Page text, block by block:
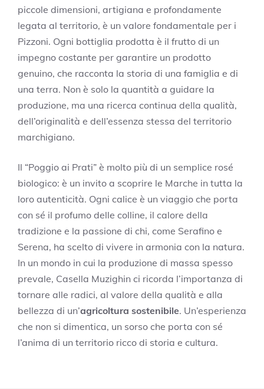
piccole dimensioni, artigiana e profondamente
legata al territorio, è un valore fondamentale per i
Pizzoni. Ogni bottiglia prodotta è il frutto di un
impegno costante per garantire un prodotto
genuino, che racconta la storia di una famiglia e di
una terra. Non è solo la quantità a guidare la
produzione, ma una ricerca continua della qualità,
dell’originalità e dell’essenza stessa del territorio
marchigiano.
Il “Poggio ai Prati” è molto più di un semplice rosé
biologico: è un invito a scoprire le Marche in tutta la
loro autenticità. Ogni calice è un viaggio che porta
con sé il profumo delle colline, il calore della
tradizione e la passione di chi, come Serafino e
Serena, ha scelto di vivere in armonia con la natura.
In un mondo in cui la produzione di massa spesso
prevale, Casella Muzighin ci ricorda l’importanza di
tornare alle radici, al valore della qualità e alla
bellezza di un’agricoltura sostenibile. Un’esperienza
che non si dimentica, un sorso che porta con sé
l’anima di un territorio ricco di storia e cultura.